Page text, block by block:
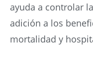
ayuda a controlar
adición a los
mortalidad y